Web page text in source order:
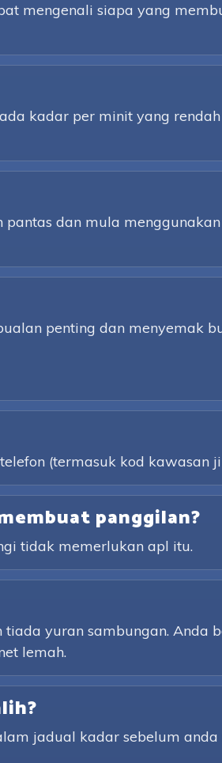
mengenali siapa yang
kadar per minit yang rendah
dan mula
penting dan menyemak
(termasuk kod kawasan
panggilan?
tidak memerlukan apl itu.
yuran sambungan. Anda
lemah.
jadual kadar sebelum